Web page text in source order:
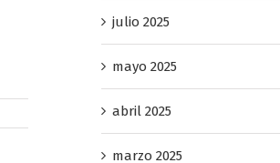
julio 2025
mayo 2025
abril 2025
marzo 2025